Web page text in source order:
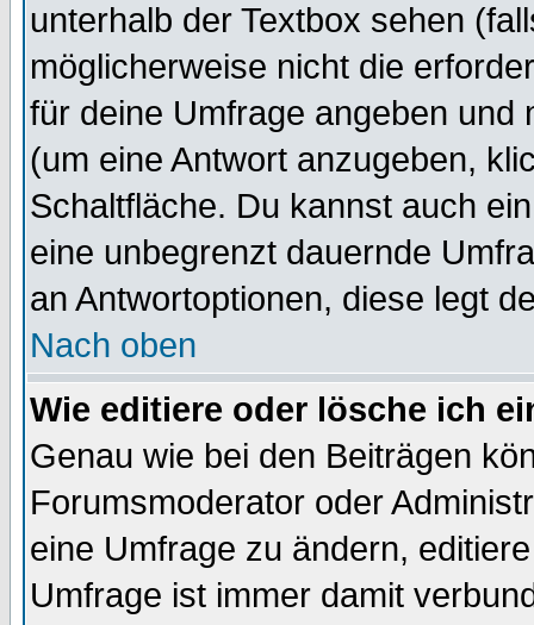
unterhalb der Textbox sehen
möglicherweise nicht die
für deine Umfrage angeben und
(um eine Antwort anzugeben,
Schaltfläche. Du kannst auch
eine unbegrenzt dauernde
an Antwortoptionen, diese legt
Nach oben
Wie editiere oder lösche ich
Genau wie bei den Beiträgen
Forumsmoderator oder
eine Umfrage zu ändern,
Umfrage ist immer damit